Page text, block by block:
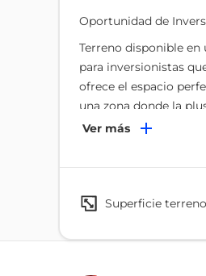
Oportunidad de
Terreno disponible
para inversionistas
ofrece el espacio
una zona donde la
expansión
Ver más
superficie